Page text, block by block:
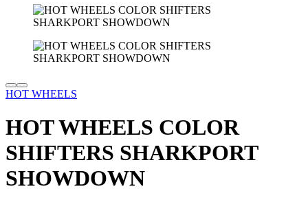
HOT WHEELS
HOT WHEELS COLOR
SHIFTERS SHARKPORT
SHOWDOWN